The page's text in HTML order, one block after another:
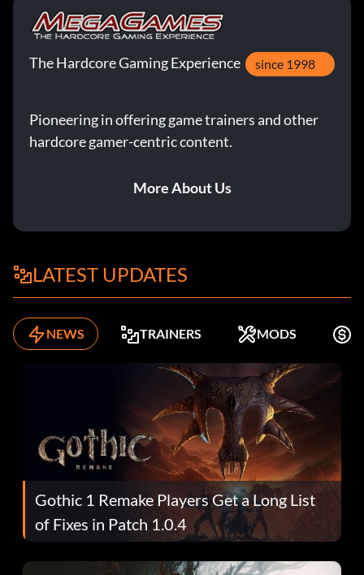
The Hardcore Gaming Experience since 1998
Pioneering in offering game trainers and other
hardcore gamer-centric content.
More About Us
LATEST UPDATES
NEWS TRAINERS MODS
Gothic 1 Remake Players Get a Long List
of Fixes in Patch 1.0.4